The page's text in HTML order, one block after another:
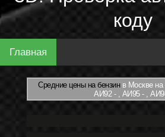
коду
Главная
Средние цены на бензинв Москве на
АИ92 - , АИ95 - ,